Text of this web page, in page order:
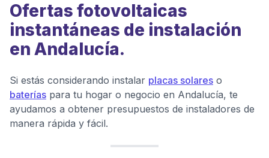
Ofertas fotovoltaicas
instantáneas de instalación
en Andalucía.
Si estás considerando instalar placas solares o
baterías para tu hogar o negocio en Andalucía, te
ayudamos a obtener presupuestos de instaladores de
manera rápida y fácil.